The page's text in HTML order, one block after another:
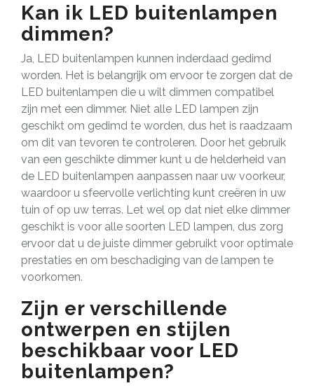
Kan ik LED buitenlampen
dimmen?
Ja, LED buitenlampen kunnen inderdaad gedimd
worden. Het is belangrijk om ervoor te zorgen dat de
LED buitenlampen die u wilt dimmen compatibel
zijn met een dimmer. Niet alle LED lampen zijn
geschikt om gedimd te worden, dus het is raadzaam
om dit van tevoren te controleren. Door het gebruik
van een geschikte dimmer kunt u de helderheid van
de LED buitenlampen aanpassen naar uw voorkeur,
waardoor u sfeervolle verlichting kunt creëren in uw
tuin of op uw terras. Let wel op dat niet elke dimmer
geschikt is voor alle soorten LED lampen, dus zorg
ervoor dat u de juiste dimmer gebruikt voor optimale
prestaties en om beschadiging van de lampen te
voorkomen.
Zijn er verschillende
ontwerpen en stijlen
beschikbaar voor LED
buitenlampen?